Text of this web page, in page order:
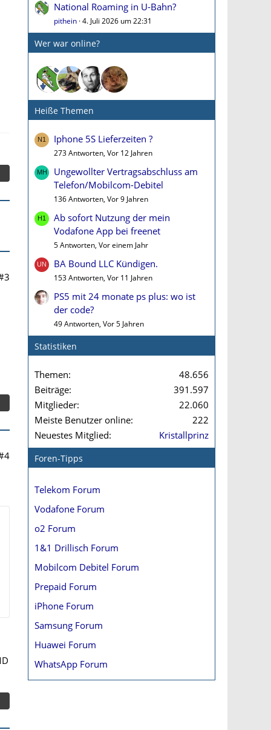
National Roaming in U-Bahn?
pithein 4. Juli 2026 um 22:31
Wer war online?
Heiße Themen
Iphone 5S Lieferzeiten ?
273 Antworten, Vor 12 Jahren
Ungewollter Vertragsabschluss am
Telefon/Mobilcom-Debitel
136 Antworten, Vor 9 Jahren
Ab sofort Nutzung der mein
Vodafone App bei freenet
5 Antworten, Vor einem Jahr
BA Bound LLC Kündigen.
153 Antworten, Vor 11 Jahren
PS5 mit 24 monate ps plus: wo ist
der code?
49 Antworten, Vor 5 Jahren
Statistiken
Themen
48.656
Beiträge
391.597
Mitglieder
22.060
Meiste Benutzer online
222
Neuestes Mitglied
Kristallprinz
Foren-Tipps
Telekom Forum
Vodafone Forum
o2 Forum
1&1 Drillisch Forum
Mobilcom Debitel Forum
Prepaid Forum
iPhone Forum
Samsung Forum
Huawei Forum
WhatsApp Forum